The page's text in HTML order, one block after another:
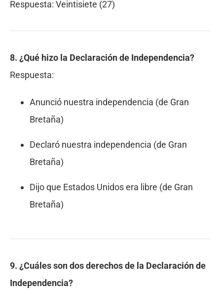
Respuesta: Veintisiete (27)
8. ¿Qué hizo la Declaración de Independencia?
Respuesta:
Anunció nuestra independencia (de Gran
Bretaña)
Declaró nuestra independencia (de Gran
Bretaña)
Dijo que Estados Unidos era libre (de Gran
Bretaña)
9. ¿Cuáles sondos derechosde la Declaración de
Independencia?